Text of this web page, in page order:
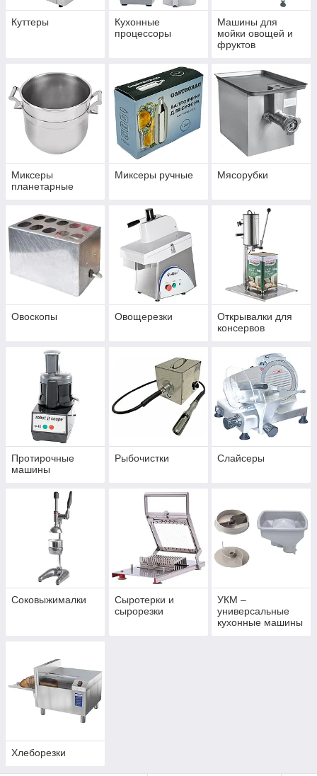
Куттеры
Кухонные
процессоры
Машины для
мойки овощей и
фруктов
Миксеры
планетарные
Миксеры ручные Мясорубки
Овоскопы Овощерезки
Открывалки для
консервов
Протирочные
машины
Рыбочистки Слайсеры
Соковыжималки
Сыротерки и
сырорезки
УКМ –
универсальные
кухонные машины
Хлеборезки